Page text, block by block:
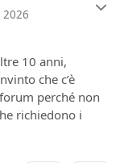
2026
10 anni,
che c’è
perché non
richiedono i